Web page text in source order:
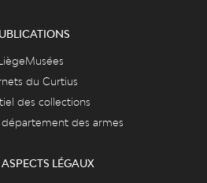
du Curtius
des collections
département des armes
LÉGAUX